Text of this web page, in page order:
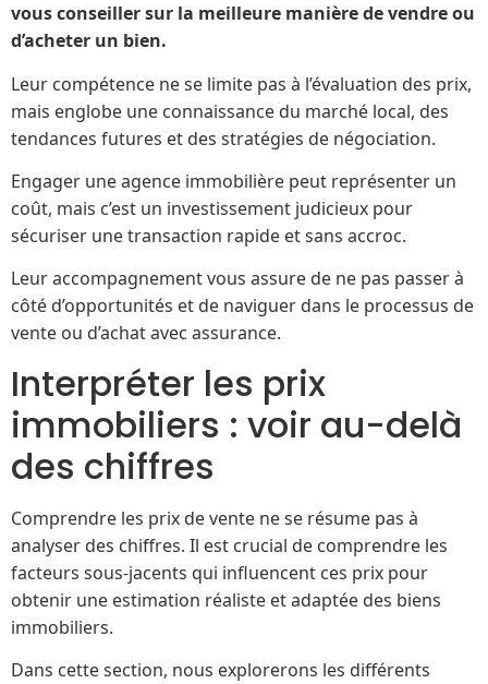
vous conseiller sur la meilleure manière de vendre ou
d’acheter un bien.
Leur compétence ne se limite pas à l’évaluation des prix,
mais englobe une connaissance du marché local, des
tendances futures et des stratégies de négociation.
Engager une agence immobilière peut représenter un
coût, mais c’est un investissement judicieux pour
sécuriser une transaction rapide et sans accroc.
Leur accompagnement vous assure de ne pas passer à
côté d’opportunités et de naviguer dans le processus de
vente ou d’achat avec assurance.
Interpréter les prix
immobiliers : voir au-delà
des chiffres
Comprendre les prix de vente ne se résume pas à
analyser des chiffres. Il est crucial de comprendre les
facteurs sous-jacents qui influencent ces prix pour
obtenir une estimation réaliste et adaptée des biens
immobiliers.
Dans cette section, nous explorerons les différents